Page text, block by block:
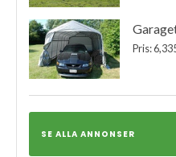
Pris:
SE ALLA ANNONSER